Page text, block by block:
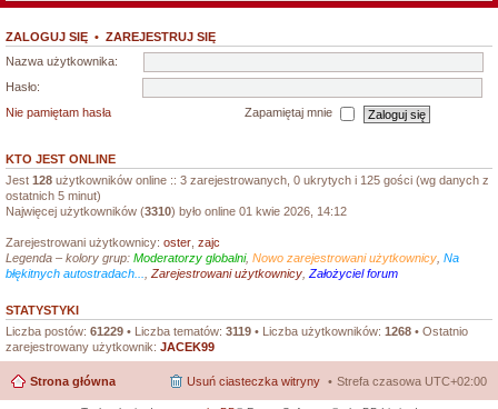
ZALOGUJ SIĘ • ZAREJESTRUJ SIĘ
Nazwa użytkownika:
Hasło:
Nie pamiętam hasła
Zapamiętaj mnie
KTO JEST ONLINE
Jest 128 użytkowników online :: 3 zarejestrowanych, 0 ukrytych i 125 gości (wg danych z
ostatnich 5 minut)
Najwięcej użytkowników (3310) było online 01 kwie 2026, 14:12
Zarejestrowani użytkownicy: oster zajc
Legenda – kolory grup: Moderatorzy globalni, Nowo zarejestrowani użytkownicy Na
błękitnych autostradach...
Zarejestrowani użytkownicy Założyciel forum
STATYSTYKI
Liczba postów: 61229 • Liczba tematów: 3119 • Liczba użytkowników: 1268 • Ostatnio
zarejestrowany użytkownik: JACEK99
Strona główna Strefa czasowa UTC+02:00
Usuń ciasteczka witryny